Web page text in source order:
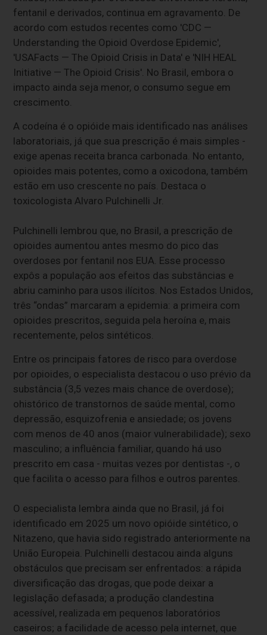
fentanil e derivados, continua em agravamento. De
acordo com estudos recentes como 'CDC —
Understanding the Opioid Overdose Epidemic',
'USAFacts — The Opioid Crisis in Data' e 'NIH HEAL
Initiative — The Opioid Crisis'. No Brasil, embora o
impacto ainda seja menor, o consumo segue em
crescimento.
A codeína é o opióide mais identificado nas análises
laboratoriais, já que sua prescrição é mais simples -
exige apenas receita branca carbonada. No entanto,
opioides mais potentes, como a oxicodona, também
estão em uso crescente no país. Destaca o
toxicologista Alvaro Pulchinelli Jr.
Pulchinelli lembrou que, no Brasil, a prescrição de
opioides aumentou antes mesmo do pico das
overdoses por fentanil nos EUA. Esse processo
expôs a população aos efeitos das substâncias e
abriu caminho para usos ilícitos. Nos Estados Unidos,
três “ondas” marcaram a epidemia: a primeira com
opioides prescritos, seguida pela heroína e, mais
recentemente, pelos sintéticos.
Entre os principais fatores de risco para overdose
por opioides, o especialista destacou o uso prévio da
substância (3,5 vezes mais chance de overdose);
ohistórico de transtornos de saúde mental, como
depressão, esquizofrenia e ansiedade; os jovens
com menos de 40 anos (maior vulnerabilidade); sexo
masculino; a influência familiar, quando há uso
prescrito em casa - muitas vezes por dentistas -, o
que facilita o acesso para filhos e outros parentes.
O especialista lembra ainda que no Brasil, já foi
identificado em 2025 um novo opióide sintético, o
Nitazeno, que havia sido registrado anteriormente na
União Europeia. Pulchinelli destacou ainda alguns
obstáculos que precisam ser enfrentados: a rápida
diversificação das drogas, que pode deixar a
legislação defasada; a produção clandestina
acessível, realizada em pequenos laboratórios
caseiros; a facilidade de acesso pela internet, que